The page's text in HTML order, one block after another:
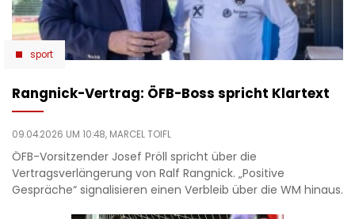
sport
Rangnick-Vertrag: ÖFB-Boss spricht Klartext
09.04.2026 UM 10:48, MARCEL TOIFL
ÖFB-Vorsitzender Josef Pröll spricht über die
Vertragsverlängerung von Ralf Rangnick. „Positive
Gespräche“ signalisieren einen Verbleib über die WM hinaus.